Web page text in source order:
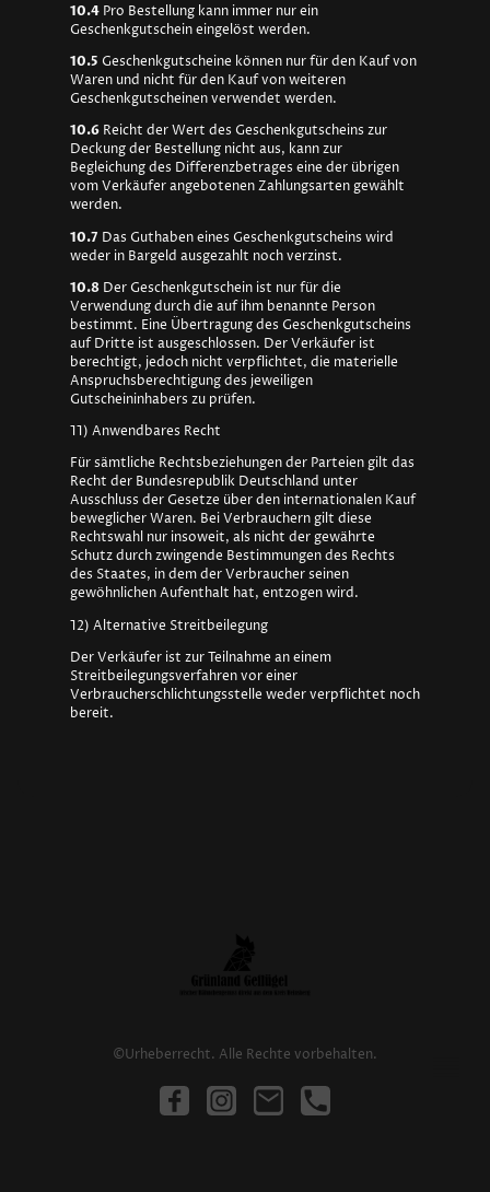
10.4 Pro Bestellung kann immer nur ein
Geschenkgutschein eingelöst werden.
10.5 Geschenkgutscheine können nur für den Kauf von
Waren und nicht für den Kauf von weiteren
Geschenkgutscheinen verwendet werden.
10.6 Reicht der Wert des Geschenkgutscheins zur
Deckung der Bestellung nicht aus, kann zur
Begleichung des Differenzbetrages eine der übrigen
vom Verkäufer angebotenen Zahlungsarten gewählt
werden.
10.7 Das Guthaben eines Geschenkgutscheins wird
weder in Bargeld ausgezahlt noch verzinst.
10.8 Der Geschenkgutschein ist nur für die
Verwendung durch die auf ihm benannte Person
bestimmt. Eine Übertragung des Geschenkgutscheins
auf Dritte ist ausgeschlossen. Der Verkäufer ist
berechtigt, jedoch nicht verpflichtet, die materielle
Anspruchsberechtigung des jeweiligen
Gutscheininhabers zu prüfen.
11) Anwendbares Recht
Für sämtliche Rechtsbeziehungen der Parteien gilt das
Recht der Bundesrepublik Deutschland unter
Ausschluss der Gesetze über den internationalen Kauf
beweglicher Waren. Bei Verbrauchern gilt diese
Rechtswahl nur insoweit, als nicht der gewährte
Schutz durch zwingende Bestimmungen des Rechts
des Staates, in dem der Verbraucher seinen
gewöhnlichen Aufenthalt hat, entzogen wird.
12) Alternative Streitbeilegung
Der Verkäufer ist zur Teilnahme an einem
Streitbeilegungsverfahren vor einer
Verbraucherschlichtungsstelle weder verpflichtet noch
bereit.
©Urheberrecht. Alle Rechte vorbehalten.